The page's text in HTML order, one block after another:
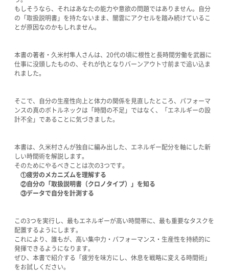
もしそうなら、それはあなたの能力や意欲の問題ではありません。自分
の「取扱説明書」を持たないまま、闇雲にアクセルを踏み続けているこ
とが原因なのかもしれません。
本書の著者・久米村隼人さんは、20代の頃に根性と長時間労働を武器に
仕事に没頭したものの、それが仇となりバーンアウト寸前まで追い込ま
れました。
そこで、自分の生産性向上と体力の関係を見直したところ、パフォーマ
ンスの真のボトルネックは「時間の不足」ではなく、「エネルギーの設
計不全」であることに気づきました。
本書は、久米村さんが独自に編み出した、エネルギー配分を軸にした新
しい時間術を解説します。
そのためにやるべきことは次の3つです。
①疲労のメカニズムを理解する
②自分の「取扱説明書（クロノタイプ）」を知る
③データで自分を計測する
この3つを実行し、最もエネルギーが高い時間帯に、最も重要なタスクを
配置するようにします。
これにより、誰もが、高い集中力・パフォーマンス・生産性を持続的に
発揮できるようになります。
ぜひ、本書で紹介する「疲労を味方にし、休息を戦略に変える時間術」
をお試しください。